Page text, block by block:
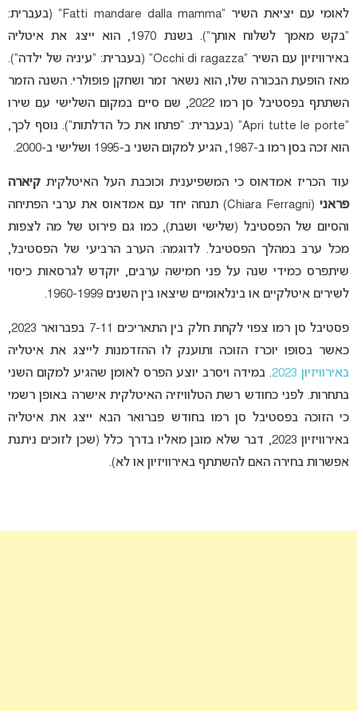
לאומי עם יציאת השיר “Fatti mandare dalla mamma” (בעברית:
“בקש מאמך לשלוח אותך”). בשנת 1970, הוא ייצג את איטליה
באירוויזיון עם השיר “Occhi di ragazza” (בעברית: “עיניה של ילדה”).
מאז הופעת הבכורה שלו, הוא נשאר זמר ושחקן פופולרי. השנה הזמר
השתתף בפסטיבל סן רמו 2022, שם סיים במקום השלישי עם שירו
“Apri tutte le porte” (בעברית: “פתחו את כל הדלתות”). נוסף לכך,
הוא זכה בסן רמו ב-1987, הגיע למקום השני ב-1995 ושלישי ב-2000.
עוד הכריז אמדאוס כי המשפיענית וכוכבת העל האיטלקית קיארה
פראני
(Chiara Ferragni) תנחה יחד עם אמדאוס את ערבי הפתיחה
והסיום של הפסטיבל (שלישי ושבת), כמו גם פירוט של מה לצפות
מכל ערב במהלך הפסטיבל. לדוגמה: הערב הרביעי של הפסטיבל,
שיתפרס כמידי שנה על פני חמישה ערבים, יוקדש לגרסאות כיסוי
לשירים איטלקיים או בינלאומיים שיצאו בין השנים 1960-1999.
פסטיבל סן רמו צפוי לקחת חלק בין התאריכים 7-11 בפברואר 2023,
כאשר בסופו יוכרז הזוכה ותוענק לו ההזדמנות לייצג את איטליה
באירוויזיון 2023
. במידה ויסרב יוצע הפרס לאומן שהגיע למקום השני
בתחרות. לפני כחודש רשת הטלוויזיה האיטלקית אישרה באופן רשמי
כי הזוכה בפסטיבל סן רמו בחודש פברואר הבא ייצג את איטליה
באירוויזיון 2023, דבר שלא מובן מאליו בדרך כלל (שכן לזוכים ניתנת
אפשרות בחירה האם להשתתף באירוויזיון או לא).